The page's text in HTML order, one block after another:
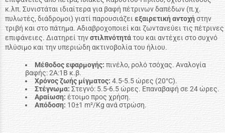
κ.λπ. Συνιστάται ιδιαίτερα για βαφή πέτρινων δαπέδων (π.χ.
πυλωτές, διάδρομοι) γιατί παρουσιάζει εξαιρετική αντοχήστην
τριβή και στο πάτημα. Αδιαβροχοποιεί και ζωντανεύει τις πέτρινες
επιφάνειες. Διατηρεί τηνστιλπνότητάτου και αντέχει στο συχνό
πλύσιμο και την υπεριώδη ακτινοβολία του ήλιου.
Μέθοδος εφαρμογής: πινέλο, ρολό τσόχας. Αναλογία
βαφής: 2Α:1Β κ.β.
Χρόνος ζωής μίγματος: 4.5-5.5 ώρες (20°C).
Στέγνωμα: Στεγνό: 5.5-6.5 ώρες. Eπαναβαφή σε 24 ώρες.
Αραίωση: έτοιμο προς χρήση.
Απόδοση: 10±1 m²/Kg ανά στρώση.